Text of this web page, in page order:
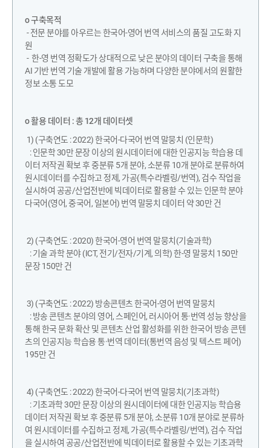
o 구축목적
- 전문 분야를 아우르는 한국어-영어 번역 서비스의 품질 고도화 지
원
- 한-영 번역 정확도가 상대적으로 낮은 분야의 데이터 구축을 통해
AI 기반 번역 기술 개발에 활용 가능하며 다양한 분야에서의 원활한
정보 소통 도모
o 활용 데이터 : 총 12개 데이터셋
1) (구축연도 : 2022) 한국어-다국어 번역 말뭉치 (인문학)
: 인문학 30만 문장 이상의 원시데이터에 대한 인공지능 학습용 데
이터 저작권 확보 후 중분류 5개 분야, 소분류 10개 분야로 분류하여
원시데이터를 수집하고 정제, 가공(특수라벨링/번역), 검수 작업을
실시하여 공공/산업전반에 빅데이터로 활용할 수 있는 인문학 분야
다국어(영어, 중국어, 일본어) 번역 말뭉치 데이터 약 30만 건
2) (구축연도 : 2020) 한국어-영어 번역 말뭉치(기술과학)
: 기술 과학 분야 (ICT, 전기/전자/기계, 의학) 한-영 말뭉치 150만
문장 150만 건
3) (구축연도 : 2022) 방송콘텐츠 한국어-영어 번역 말뭉치
: 방송 콘텐츠 분야의 영어, 스페인어, 러시아어 통·번역 성능 향상을
통해 한국 문화 확산 및 콘텐츠 산업 활성화를 위한 한국어 방송 콘텐
츠의 인공지능 학습용 통·번역 데이터(통번역 음성 및 텍스트 페어)
195만 건
4) (구축연도 : 2022) 한국어-다국어 번역 말뭉치(기초과학)
: 기초과학 30만 문장 이상의 원시데이터에 대한 인공지능 학습용
데이터 저작권 확보 후 중분류 5개 분야, 소분류 10개 분야로 분류하
여 원시데이터를 수집하고 정제, 가공(특수라벨링/번역), 검수 작업
을 실시하여 공공/산업전반에 빅데이터로 활용할 수 있는 기초과학